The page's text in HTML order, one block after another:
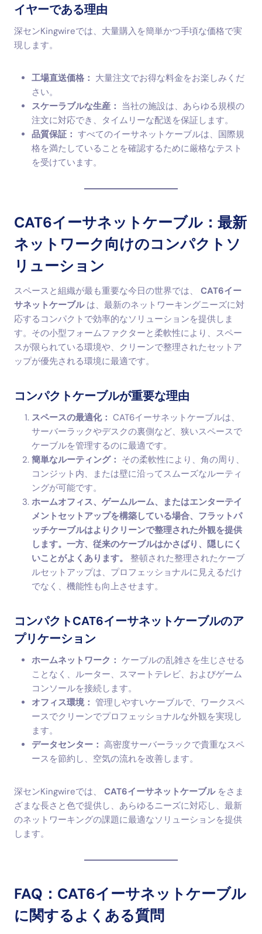
イヤーである理由
深センKingwireでは、大量購入を簡単かつ手頃な価格で実
現します。
工場直送価格： 大量注文でお得な料金をお楽しみくだ
さい。
スケーラブルな生産： 当社の施設は、あらゆる規模の
注文に対応でき、タイムリーな配送を保証します。
品質保証： すべてのイーサネットケーブルは、国際規
格を満たしていることを確認するために厳格なテスト
を受けています。
CAT6イーサネットケーブル：最新
ネットワーク向けのコンパクトソ
リューション
スペースと組織が最も重要な今日の世界では、 CAT6イー
サネットケーブルは、最新のネットワーキングニーズに対
応するコンパクトで効率的なソリューションを提供しま
す。その小型フォームファクターと柔軟性により、スペー
スが限られている環境や、クリーンで整理されたセットア
ップが優先される環境に最適です。
コンパクトケーブルが重要な理由
スペースの最適化： CAT6イーサネットケーブルは、
サーバーラックやデスクの裏側など、狭いスペースで
ケーブルを管理するのに最適です。
簡単なルーティング： その柔軟性により、角の周り、
コンジット内、または壁に沿ってスムーズなルーティ
ングが可能です。
ホームオフィス、ゲームルーム、またはエンターテイ
メントセットアップを構築している場合、フラットパ
ッチケーブルはよりクリーンで整理された外観を提供
します。一方、従来のケーブルはかさばり、隠しにく
いことがよくあります。
整頓された整理されたケーブ
ルセットアップは、プロフェッショナルに見えるだけ
でなく、機能性も向上させます。
コンパクトCAT6イーサネットケーブルのア
プリケーション
ホームネットワーク： ケーブルの乱雑さを生じさせる
ことなく、ルーター、スマートテレビ、およびゲーム
コンソールを接続します。
オフィス環境： 管理しやすいケーブルで、ワークスペ
ースでクリーンでプロフェッショナルな外観を実現し
ます。
データセンター： 高密度サーバーラックで貴重なスペ
ースを節約し、空気の流れを改善します。
深センKingwireでは、 CAT6イーサネットケーブルをさま
ざまな長さと色で提供し、あらゆるニーズに対応し、最新
のネットワーキングの課題に最適なソリューションを提供
します。
FAQ：CAT6イーサネットケーブル
に関するよくある質問